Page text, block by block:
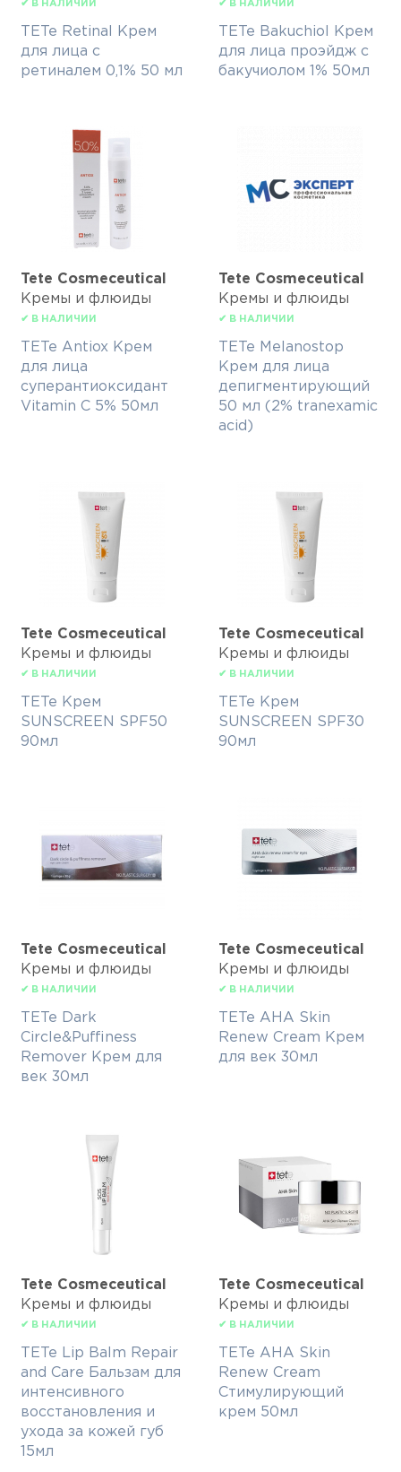
✔ В НАЛИЧИИ
TETe Retinal Крем
для лица с
ретиналем 0,1% 50 мл
✔ В НАЛИЧИИ
TETe Bakuchiol Крем
для лица проэйдж с
бакучиолом 1% 50мл
Tete Cosmeceutical
Кремы и флюиды
✔ В НАЛИЧИИ
TETe Antiox Крем
для лица
суперантиоксидант
Vitamin C 5% 50мл
Tete Cosmeceutical
Кремы и флюиды
✔ В НАЛИЧИИ
TETe Melanostop
Крем для лица
депигментирующий
50 мл (2% tranexamic
acid)
Tete Cosmeceutical
Кремы и флюиды
✔ В НАЛИЧИИ
TETe Крем
SUNSCREEN SPF50
90мл
Tete Cosmeceutical
Кремы и флюиды
✔ В НАЛИЧИИ
TETe Крем
SUNSCREEN SPF30
90мл
Tete Cosmeceutical
Кремы и флюиды
✔ В НАЛИЧИИ
TETe Dark
Circle&Puffiness
Remover Крем для
век 30мл
Tete Cosmeceutical
Кремы и флюиды
✔ В НАЛИЧИИ
TETe AHA Skin
Renew Cream Крем
для век 30мл
Tete Cosmeceutical
Кремы и флюиды
✔ В НАЛИЧИИ
TETe Lip Balm Repair
and Care Бальзам для
интенсивного
восстановления и
ухода за кожей губ
15мл
Tete Cosmeceutical
Кремы и флюиды
✔ В НАЛИЧИИ
TETe AHA Skin
Renew Cream
Стимулирующий
крем 50мл